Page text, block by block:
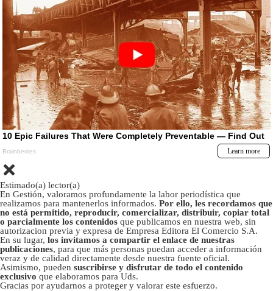
Estimado(a) lector(a)
En Gestión, valoramos profundamente la labor periodística que
realizamos para mantenerlos informados. Por ello, les recordamos que
no está permitido, reproducir, comercializar, distribuir, copiar total
o parcialmente los contenidos que publicamos en nuestra web, sin
autorizacion previa y expresa de Empresa Editora El Comercio S.A.
En su lugar, los invitamos a compartir el enlace de nuestras
publicaciones, para que más personas puedan acceder a información
veraz y de calidad directamente desde nuestra fuente oficial.
Asimismo, pueden suscribirse y disfrutar de todo el contenido
exclusivo que elaboramos para Uds.
Gracias por ayudarnos a proteger y valorar este esfuerzo.